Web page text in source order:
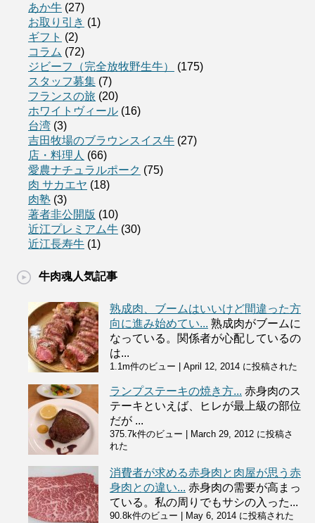
あか牛 (27)
お取り引き (1)
ギフト (2)
コラム (72)
ジビーフ（完全放牧野生牛）
(175)
スタッフ募集 (7)
フランスの旅 (20)
ホワイトヴィール (16)
台湾 (3)
吉田牧場のブラウンスイス牛 (27)
店・料理人 (66)
愛農ナチュラルポーク (75)
肉 サカエヤ (18)
肉塾 (3)
著者非公開版 (10)
近江プレミアム牛 (30)
近江長寿牛 (1)
牛肉魂人気記事
熟成肉、ブームはいいけど間違った方
向に進み始めてい... 熟成肉がブームに
なっている。関係者が心配しているの
は...
1.1m件のビュー April 12, 2014 に投稿された
ランプステーキの焼き方... 赤身肉のス
テーキといえば、ヒレが最上級の部位
だが ...
375.7k件のビュー
March 29, 2012 に投稿さ
れた
消費者が求める赤身肉と肉屋が思う赤
身肉との違い... 赤身肉の需要が高まっ
ている。私の周りでもサシの入った...
90.8k件のビュー May 6, 2014 に投稿された